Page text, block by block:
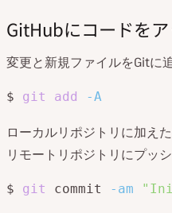
GitHubにコードを
変更と新規ファイルをGitに
$ git add -A
ローカルリポジトリに加え
リモートリポジトリにプッシ
$ git commit -am